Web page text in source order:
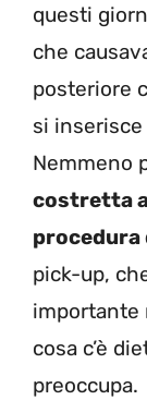
questi
che
posteriore
si
Nemmeno
costretta
procedura
pick-up,
importante
cosa c’è
preoccupa.